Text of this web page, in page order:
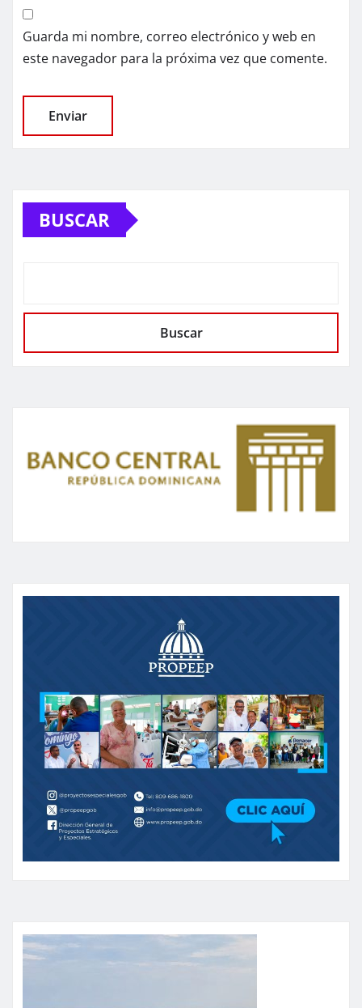
Guarda mi nombre, correo electrónico y web en
este navegador para la próxima vez que comente.
BUSCAR
Buscar